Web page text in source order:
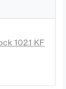
102.1 KF